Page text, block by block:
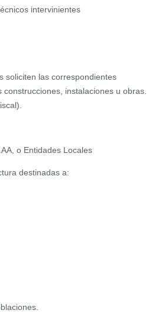
intervinientes
soliciten las correspondientes
construcciones, instalaciones u obras.
o Entidades Locales
destinadas a: